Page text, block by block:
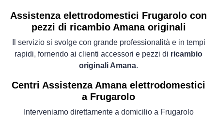
Assistenza elettrodomestici Frugarolo con
pezzi di ricambio Amana originali
Il servizio si svolge con grande professionalità e in tempi
rapidi, fornendo ai clienti accessori e pezzi di ricambio
originali Amana.
Centri Assistenza Amana elettrodomestici
a Frugarolo
Interveniamo direttamente a domicilio a Frugarolo